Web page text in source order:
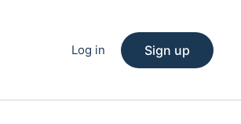
Log in Sign up